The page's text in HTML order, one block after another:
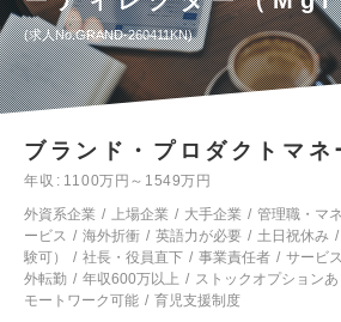
求人No.GRAND-260411KN
ブランド・プロダクトマネ
年収
1100万円～1549万円
外資系企業
上場企業 大手企業 管理職・マ
ービス
海外折衝 英語力が必要 土日祝休み
験可）
社長・役員直下 事業責任者 サービ
外転勤
年収600万以上 ストックオプションあ
モートワーク可能
育児支援制度